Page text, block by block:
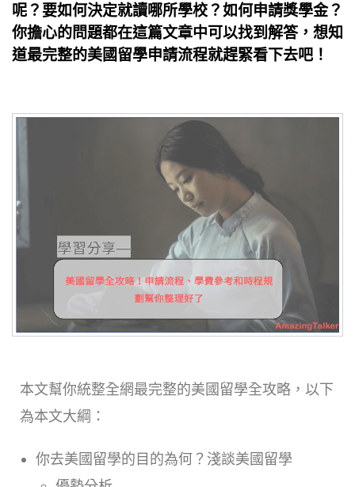
呢？要如何決定就讀哪所學校？如何申請獎學金？
你擔心的問題都在這篇文章中可以找到解答，想知
道最完整的美國留學申請流程就趕緊看下去吧！
本文幫你統整全網最完整的美國留學全攻略，以下
為本文大綱：
你去美國留學的目的為何？淺談美國留學